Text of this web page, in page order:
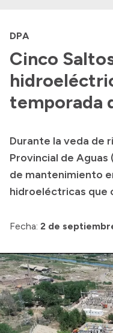
Estructura
Autoridades
Normativa
Generación y Riego
Transparencia
Presupuesto
Compras y
Consulta de pago a
Convocatorias
Intranet
Login
DPA
Cinco
temporada
Durante la veda de
Provincial de
de mantenimiento
hidroeléctricas que
Fecha: 2 de